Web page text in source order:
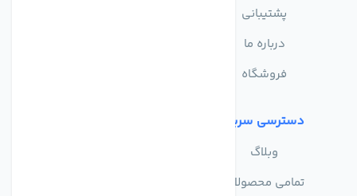
پشتیبانی
درباره ما
فروشگاه
دسترسی سریع
وبلاگ
تمامی محصولات